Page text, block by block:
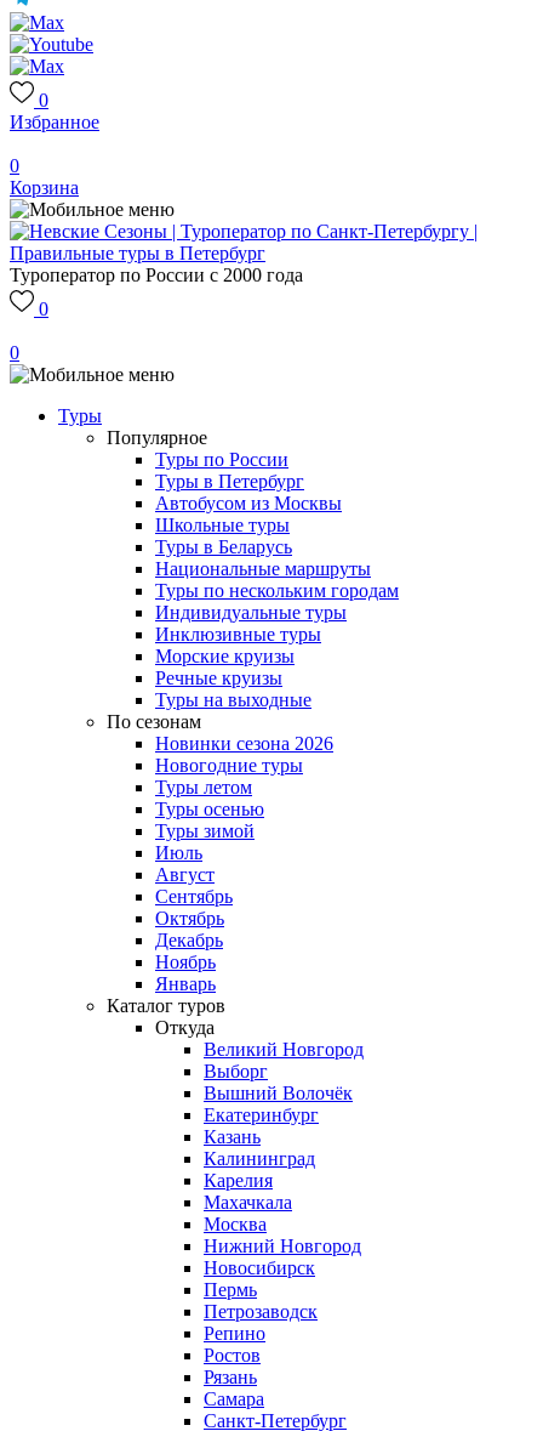
0
Избранное
0
Корзина
Туроператор по России с 2000 года
0
0
Туры
Популярное
Туры по России
Туры в Петербург
Автобусом из Москвы
Школьные туры
Туры в Беларусь
Национальные маршруты
Туры по нескольким городам
Индивидуальные туры
Инклюзивные туры
Морские круизы
Речные круизы
Туры на выходные
По сезонам
Новинки сезона 2026
Новогодние туры
Туры летом
Туры осенью
Туры зимой
Июль
Август
Сентябрь
Октябрь
Декабрь
Ноябрь
Январь
Каталог туров
Откуда
Великий Новгород
Выборг
Вышний Волочёк
Екатеринбург
Казань
Калининград
Карелия
Махачкала
Москва
Нижний Новгород
Новосибирск
Пермь
Петрозаводск
Репино
Ростов
Рязань
Самара
Санкт-Петербург